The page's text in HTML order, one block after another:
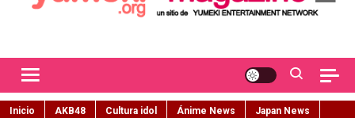
Inicio AKB48 Cultura idol Ánime News
Japan News